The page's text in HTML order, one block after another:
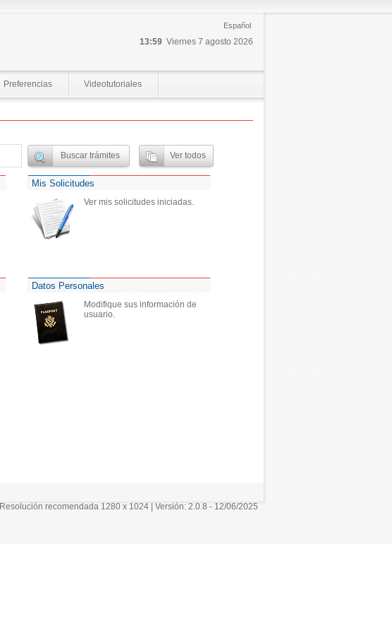
Español
13:59 Viernes 7 agosto 2026
Preferencias Videotutoriales
Mis Solicitudes
Ver mis solicitudes iniciadas.
Datos Personales
Modifique sus información de
usuario.
Resolución recomendada 1280 x 1024 | Versión: 2.0.8 - 12/06/2025